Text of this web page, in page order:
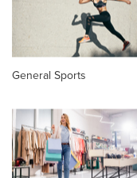
General Sports